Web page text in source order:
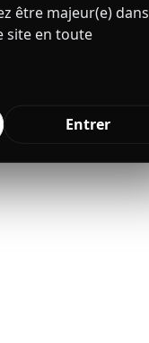
être majeur(e) dans
site en toute
Entrer